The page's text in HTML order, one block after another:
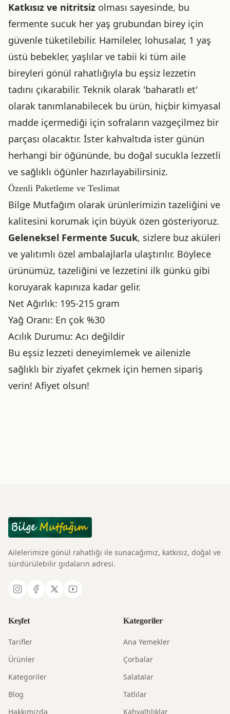
Katkısız ve nitritsiz olması sayesinde, bu
fermente sucuk her yaş grubundan birey için
güvenle tüketilebilir. Hamileler, lohusalar, 1 yaş
üstü bebekler, yaşlılar ve tabii ki tüm aile
bireyleri gönül rahatlığıyla bu eşsiz lezzetin
tadını çıkarabilir. Teknik olarak 'baharatlı et'
olarak tanımlanabilecek bu ürün, hiçbir kimyasal
madde içermediği için sofraların vazgeçilmez bir
parçası olacaktır. İster kahvaltıda ister günün
herhangi bir öğününde, bu doğal sucukla lezzetli
ve sağlıklı öğünler hazırlayabilirsiniz.
Özenli Paketleme ve Teslimat
Bilge Mutfağım olarak ürünlerimizin tazeliğini ve
kalitesini korumak için büyük özen gösteriyoruz.
Geleneksel Fermente Sucuk, sizlere buz aküleri
ve yalıtımlı özel ambalajlarla ulaştırılır. Böylece
ürünümüz, tazeliğini ve lezzetini ilk günkü gibi
koruyarak kapınıza kadar gelir.
Net Ağırlık: 195-215 gram
Yağ Oranı: En çok %30
Acılık Durumu: Acı değildir
Bu eşsiz lezzeti deneyimlemek ve ailenizle
sağlıklı bir ziyafet çekmek için hemen sipariş
verin! Afiyet olsun!
Ailelerimize gönül rahatlığı ile sunacağımız, katkısız, doğal ve
sürdürülebilir gıdaların adresi.
Keşfet
Tarifler
Ürünler
Kategoriler
Blog
Hakkımızda
Kategoriler
Ana Yemekler
Çorbalar
Salatalar
Tatlılar
Kahvaltılıklar